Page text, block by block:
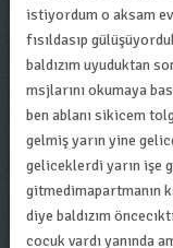
istiyordum o aksam
fısıldasıp
baldızım uyuduktan
msjlarını okumaya
ben ablanı sikicem
gelmiş yarın yine
geliceklerdi yarın işe
gitmedimapartmanın
diye baldızım
cocuk vardı yanında